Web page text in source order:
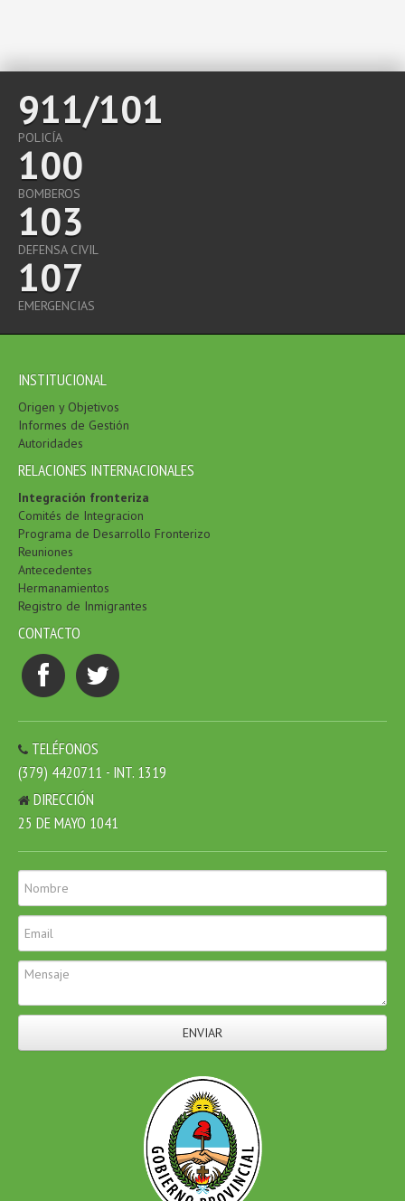
911/101
POLICÍA
100
BOMBEROS
103
DEFENSA CIVIL
107
EMERGENCIAS
INSTITUCIONAL
Origen y Objetivos
Informes de Gestión
Autoridades
RELACIONES INTERNACIONALES
Integración fronteriza
Comités de Integracion
Programa de Desarrollo Fronterizo
Reuniones
Antecedentes
Hermanamientos
Registro de Inmigrantes
CONTACTO
TELÉFONOS
(379) 4420711 - INT. 1319
DIRECCIÓN
25 DE MAYO 1041
ENVIAR